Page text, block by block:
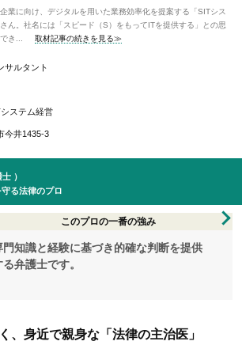
業に向け、デジタルを用いた業務効率化を提案する「SITシス
ん。社名には「スピード（S）をもってITを提供する」との思
き...
取材記事の続きを見る≫
サルタント
ステム経営
今井1435-3
士 ）
る法律のプロ
このプロの一番の強み
門知識と経験に基づき的確な判断を提供
る弁護士です。
、身近で親身な「法律の主治医」